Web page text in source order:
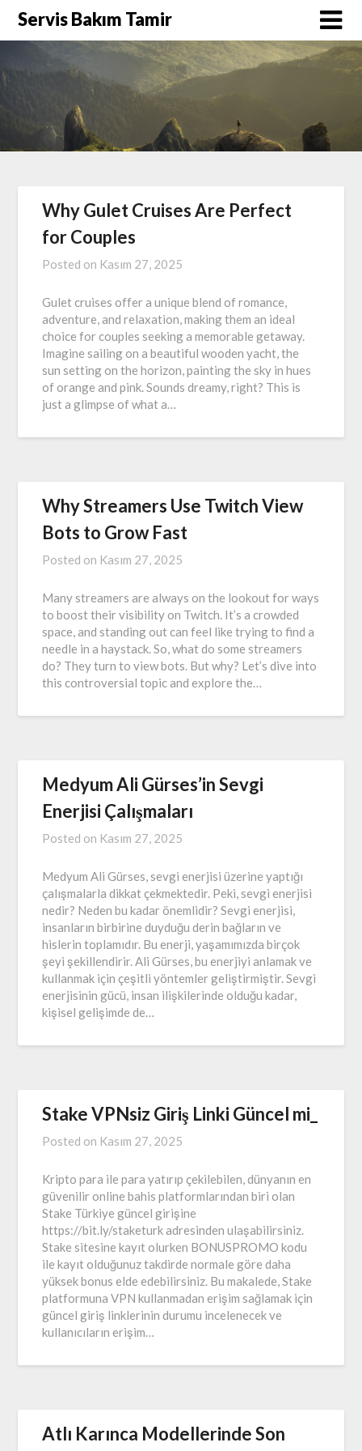
SkipServis Bakım Tamir
Why Gulet Cruises Are Perfect
for Couples
Posted on Kasım 27, 2025
Gulet cruises offer a unique blend of romance,
adventure, and relaxation, making them an ideal
choice for couples seeking a memorable getaway.
Imagine sailing on a beautiful wooden yacht, the
sun setting on the horizon, painting the sky in hues
of orange and pink. Sounds dreamy, right? This is
just a glimpse of what a…
Why Streamers Use Twitch View
Bots to Grow Fast
Posted on Kasım 27, 2025
Many streamers are always on the lookout for ways
to boost their visibility on Twitch. It’s a crowded
space, and standing out can feel like trying to find a
needle in a haystack. So, what do some streamers
do? They turn to view bots. But why? Let’s dive into
this controversial topic and explore the…
Medyum Ali Gürses’in Sevgi
Enerjisi Çalışmaları
Posted on Kasım 27, 2025
Medyum Ali Gürses, sevgi enerjisi üzerine yaptığı
çalışmalarla dikkat çekmektedir. Peki, sevgi enerjisi
nedir? Neden bu kadar önemlidir? Sevgi enerjisi,
insanların birbirine duyduğu derin bağların ve
hislerin toplamıdır. Bu enerji, yaşamımızda birçok
şeyi şekillendirir. Ali Gürses, bu enerjiyi anlamak ve
kullanmak için çeşitli yöntemler geliştirmiştir. Sevgi
enerjisinin gücü, insan ilişkilerinde olduğu kadar,
kişisel gelişimde de…
Stake VPNsiz Giriş Linki Güncel mi_
Posted on Kasım 27, 2025
Kripto para ile para yatırıp çekilebilen, dünyanın en
güvenilir online bahis platformlarından biri olan
Stake Türkiye güncel girişine
https://bit.ly/staketurk adresinden ulaşabilirsiniz.
Stake sitesine kayıt olurken BONUSPROMO kodu
ile kayıt olduğunuz takdirde normale göre daha
yüksek bonus elde edebilirsiniz. Bu makalede, Stake
platformuna VPN kullanmadan erişim sağlamak için
güncel giriş linklerinin durumu incelenecek ve
kullanıcıların erişim…
Atlı Karınca Modellerinde Son